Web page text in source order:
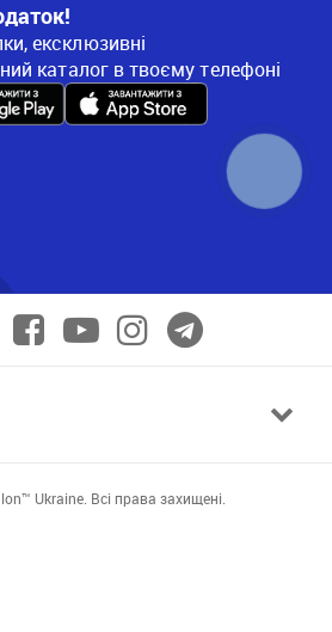
ексклюзивні
каталог в твоєму телефоні
Ukraine. Всі права захищені.